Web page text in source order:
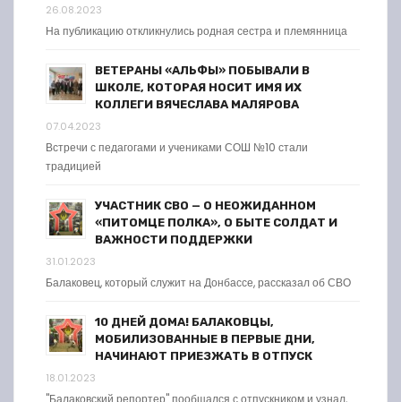
26.08.2023
На публикацию откликнулись родная сестра и племянница
ВЕТЕРАНЫ «АЛЬФЫ» ПОБЫВАЛИ В
ШКОЛЕ, КОТОРАЯ НОСИТ ИМЯ ИХ
КОЛЛЕГИ ВЯЧЕСЛАВА МАЛЯРОВА
07.04.2023
Встречи с педагогами и учениками СОШ №10 стали
традицией
УЧАСТНИК СВО — О НЕОЖИДАННОМ
«ПИТОМЦЕ ПОЛКА», О БЫТЕ СОЛДАТ И
ВАЖНОСТИ ПОДДЕРЖКИ
31.01.2023
Балаковец, который служит на Донбассе, рассказал об СВО
10 ДНЕЙ ДОМА! БАЛАКОВЦЫ,
МОБИЛИЗОВАННЫЕ В ПЕРВЫЕ ДНИ,
НАЧИНАЮТ ПРИЕЗЖАТЬ В ОТПУСК
18.01.2023